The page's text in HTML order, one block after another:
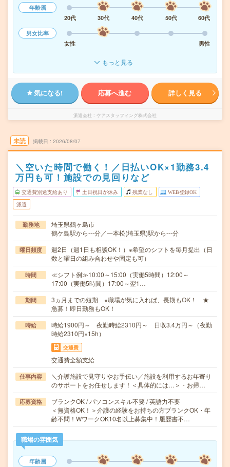
年齢層
20代
30代 40代 50代
60代
男女比率
女性
男性
もっと見る
気になる! 応募へ進む 詳しく見る
派遣会社 ケアスタッフィング株式会社
未読 掲載日 2026/08/07
＼空いた時間で働く！／日払いOK×1勤務3.4
万円も可！施設での見回りなど
交通費別途支給あり 土日祝日が休み 残業なし WEB登録OK
派遣
勤務地
埼玉県鶴ヶ島市
鶴ケ島駅から---分／一本松(埼玉県)駅から---分
曜日頻度
週2日（週1日も相談OK！）※希望のシフトを毎月提出（日
数と曜日の組み合わせや固定も可）
時間
≪シフト例≫10:00～15:00（実働5時間）12:00～
17:00（実働5時間）17:00～翌1…
期間
3ヵ月までの短期 ※職場が気に入れば、長期もOK！ ★
急募！即日勤務もOK！
時給
時給1900円～ 夜勤時給2310円～ 日収3.4万円～（夜勤
時給2310円×15h）
交通費
交通費全額支給
仕事内容
＼介護施設で見守りやお手伝い／施設を利用するお年寄り
のサポートをお任せします！＜具体的には…＞・お掃…
応募資格
ブランクOK / パソコンスキル不要 / 英語力不要
＜無資格OK！＞介護の経験をお持ちの方ブランクOK・年
齢不問！WワークOK10名以上募集中！履歴書不…
職場の雰囲気
年齢層